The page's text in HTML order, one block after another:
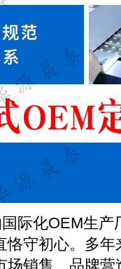
际化OEM生
恪守初心。多
场销售、品牌